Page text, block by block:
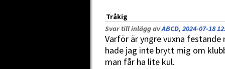
Tråkig
Svar till inlägg avABCD, 2024-07-18
Varför är yngre vuxna
hade jag inte brytt mig om
man får ha lite kul.